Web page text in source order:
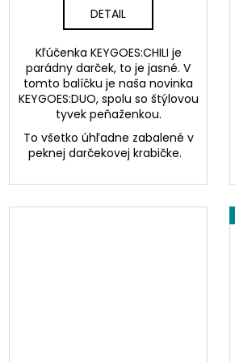
DETAIL
Kľúčenka KEYGOES:CHILI je
parádny darček, to je jasné. V
tomto balíčku je naša novinka
KEYGOES:DUO, spolu so štýlovou
tyvek peňaženkou.
To všetko úhľadne zabalené v
peknej darčekovej krabičke.